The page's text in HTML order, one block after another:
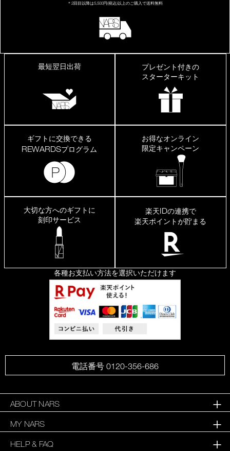
＊2回目以降は5,500円(税込)以上のご購入で送料無料
最短翌日出荷
プレゼント付きの
スターターキット
ギフトに交換できる
REWARDSプログラム
お得なオンライン
限定キャンペーン
大切な方へのギフトに
刻印サービス
楽天IDの連携で
楽天ポイントが貯まる
各種お支払い方法を選択いただけます
電話番号 0120-356-686
ABOUT NARS
MY NARS
HELP & FAQ